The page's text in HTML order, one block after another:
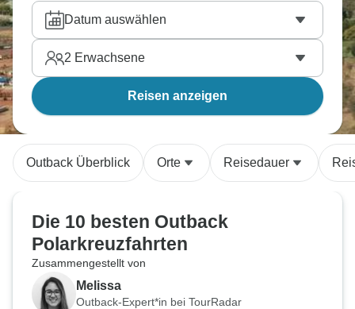
Datum auswählen
2 Erwachsene
Reisen anzeigen
Outback Überblick Orte Reisedauer
Die 10 besten Outback
Polarkreuzfahrten
Zusammengestellt von
Melissa
Outback-Expert*in bei TourRadar